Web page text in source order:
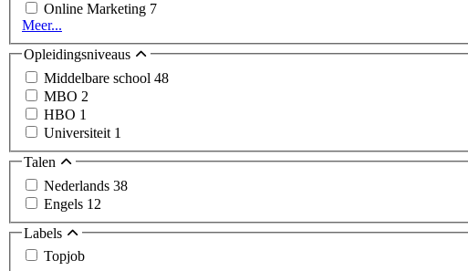
Online Marketing 7
Meer...
Opleidingsniveaus
Middelbare school 48
MBO 2
HBO 1
Universiteit 1
Talen
Nederlands 38
Engels 12
Labels
Topjob